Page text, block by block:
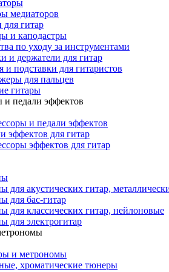
медиаторов
гитар
и каподастры
по уходу за инструментами
и держатели для гитар
и подставки для гитаристов
для пальцев
гитары
и педали эффектов
и педали эффектов
эффектов для гитар
эффектов для гитар
для акустических гитар,
для бас-гитар
для классических гитар, нейлоновые
для электрогитар
и метрономы
хроматические тюнеры